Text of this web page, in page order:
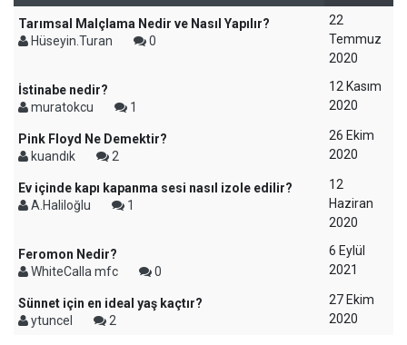
Tarımsal Malçlama Nedir ve Nasıl Yapılır?
Hüseyin.Turan
0
22
Temmuz
2020
İstinabe nedir?
muratokcu
1
12 Kasım
2020
Pink Floyd Ne Demektir?
kuandık
2
26 Ekim
2020
Ev içinde kapı kapanma sesi nasıl izole edilir?
A.Haliloğlu
1
12
Haziran
2020
Feromon Nedir?
WhiteCalla mfc
0
6 Eylül
2021
Sünnet için en ideal yaş kaçtır?
ytuncel
2
27 Ekim
2020